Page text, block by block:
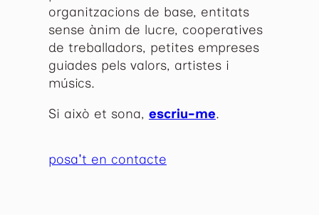
organitzacions de base, entitats
sense ànim de lucre, cooperatives
de treballadors, petites empreses
guiades pels valors, artistes i
músics.
Si això et sona, escriu-me.
posa't en contacte